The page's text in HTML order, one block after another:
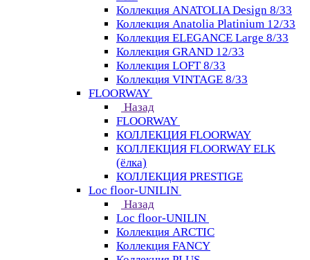
Коллекция ANATOLIA Design 8/33
Коллекция Anatolia Platinium 12/33
Коллекция ELEGANCE Large 8/33
Коллекция GRAND 12/33
Коллекция LOFT 8/33
Коллекция VINTAGE 8/33
FLOORWAY
Назад
FLOORWAY
КОЛЛЕКЦИЯ FLOORWAY
КОЛЛЕКЦИЯ FLOORWAY ELK
(ёлка)
КОЛЛЕКЦИЯ PRESTIGE
Loс floor-UNILIN
Назад
Loс floor-UNILIN
Коллекция ARCTIС
Коллекция FANCY